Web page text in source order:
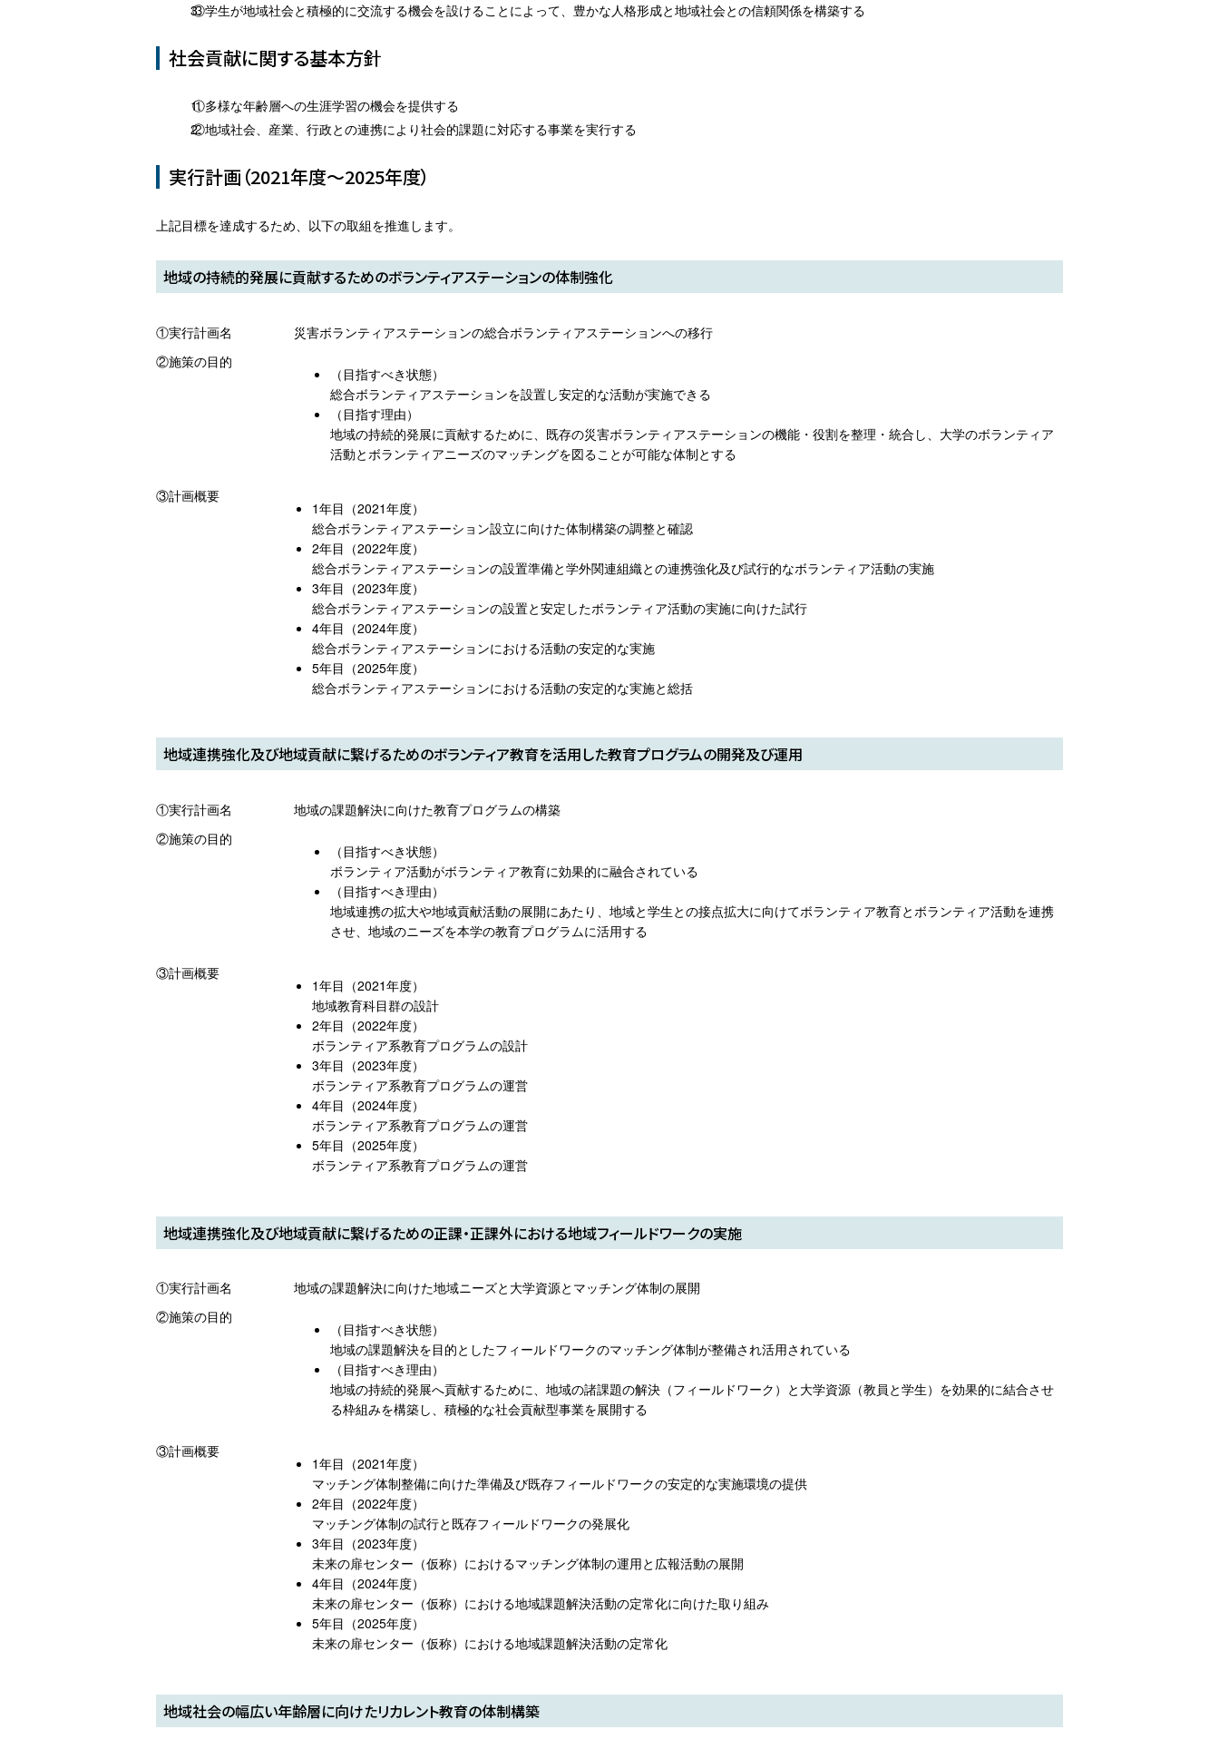
③学生が地域社会と積極的に交流する機会を設けることによって、豊かな人格形成と地域社会との信頼関係を構築する
社会貢献に関する基本方針
①多様な年齢層への生涯学習の機会を提供する
②地域社会、産業、行政との連携により社会的課題に対応する事業を実行する
実行計画（2021年度～2025年度）
上記目標を達成するため、以下の取組を推進します。
地域の持続的発展に貢献するためのボランティアステーションの体制強化
①実行計画名
災害ボランティアステーションの総合ボランティアステーションへの移行
②施策の目的
（目指すべき状態）
総合ボランティアステーションを設置し安定的な活動が実施できる
（目指す理由）
地域の持続的発展に貢献するために、既存の災害ボランティアステーションの機能・役割を整理・統合し、大学のボランティア
活動とボランティアニーズのマッチングを図ることが可能な体制とする
③計画概要
1年目（2021年度）
総合ボランティアステーション設立に向けた体制構築の調整と確認
2年目（2022年度）
総合ボランティアステーションの設置準備と学外関連組織との連携強化及び試行的なボランティア活動の実施
3年目（2023年度）
総合ボランティアステーションの設置と安定したボランティア活動の実施に向けた試行
4年目（2024年度）
総合ボランティアステーションにおける活動の安定的な実施
5年目（2025年度）
総合ボランティアステーションにおける活動の安定的な実施と総括
地域連携強化及び地域貢献に繋げるためのボランティア教育を活用した教育プログラムの開発及び運用
①実行計画名
地域の課題解決に向けた教育プログラムの構築
②施策の目的
（目指すべき状態）
ボランティア活動がボランティア教育に効果的に融合されている
（目指すべき理由）
地域連携の拡大や地域貢献活動の展開にあたり、地域と学生との接点拡大に向けてボランティア教育とボランティア活動を連携
させ、地域のニーズを本学の教育プログラムに活用する
③計画概要
1年目（2021年度）
地域教育科目群の設計
2年目（2022年度）
ボランティア系教育プログラムの設計
3年目（2023年度）
ボランティア系教育プログラムの運営
4年目（2024年度）
ボランティア系教育プログラムの運営
5年目（2025年度）
ボランティア系教育プログラムの運営
地域連携強化及び地域貢献に繋げるための正課・正課外における地域フィールドワークの実施
①実行計画名
地域の課題解決に向けた地域ニーズと大学資源とマッチング体制の展開
②施策の目的
（目指すべき状態）
地域の課題解決を目的としたフィールドワークのマッチング体制が整備され活用されている
（目指すべき理由）
地域の持続的発展へ貢献するために、地域の諸課題の解決（フィールドワーク）と大学資源（教員と学生）を効果的に結合させ
る枠組みを構築し、積極的な社会貢献型事業を展開する
③計画概要
1年目（2021年度）
マッチング体制整備に向けた準備及び既存フィールドワークの安定的な実施環境の提供
2年目（2022年度）
マッチング体制の試行と既存フィールドワークの発展化
3年目（2023年度）
未来の扉センター（仮称）におけるマッチング体制の運用と広報活動の展開
4年目（2024年度）
未来の扉センター（仮称）における地域課題解決活動の定常化に向けた取り組み
5年目（2025年度）
未来の扉センター（仮称）における地域課題解決活動の定常化
地域社会の幅広い年齢層に向けたリカレント教育の体制構築